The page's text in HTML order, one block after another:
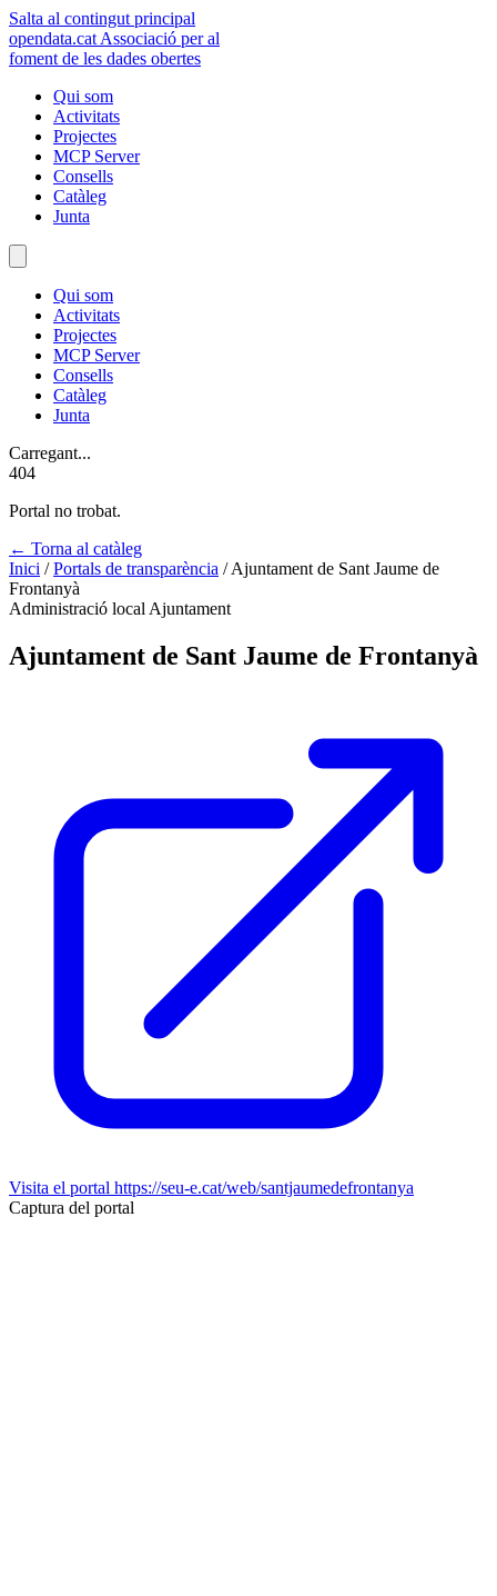
Salta al contingut principal
opendata.cat Associació per al
foment de les dades obertes
Qui som
Activitats
Projectes
MCP Server
Consells
Catàleg
Junta
Qui som
Activitats
Projectes
MCP Server
Consells
Catàleg
Junta
Carregant...
404
Portal no trobat.
← Torna al catàleg
Inici / Portals de transparència / Ajuntament de Sant Jaume de
Frontanyà
Administració local Ajuntament
Ajuntament de Sant Jaume de Frontanyà
Visita el portal https://seu-e.cat/web/santjaumedefrontanya
Captura del portal